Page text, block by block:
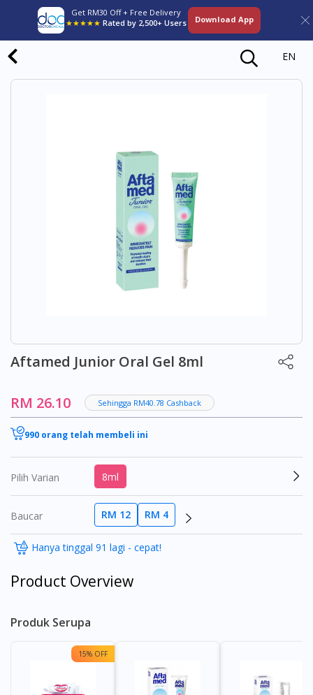
Get RM30 Off + Free Delivery
★★★★★ Rated by 2,500+ Users Download App
EN
Aftamed Junior Oral Gel 8ml
RM 26.10 Sehingga RM40.78 Cashback
990 orang telah membeli ini
Pilih Varian 8ml
Baucar RM 12 RM 4
Hanya tinggal 91 lagi - cepat!
Product Overview
Produk Serupa
15% OFF